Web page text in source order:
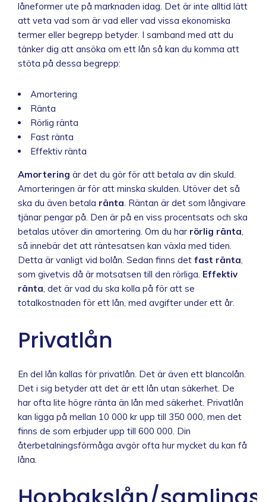
låneformer ute på marknaden idag. Det är inte alltid lätt
att veta vad som är vad eller vad vissa ekonomiska
termer eller begrepp betyder. I samband med att du
tänker dig att ansöka om ett lån så kan du komma att
stöta på dessa begrepp:
Amortering
Ränta
Rörlig ränta
Fast ränta
Effektiv ränta
Amortering är det du gör för att betala av din skuld.
Amorteringen är för att minska skulden. Utöver det så
ska du även betala ränta. Räntan är det som långivare
tjänar pengar på. Den är på en viss procentsats och ska
betalas utöver din amortering. Om du har rörlig ränta,
så innebär det att räntesatsen kan växla med tiden.
Detta är vanligt vid bolån. Sedan finns det fast ränta,
som givetvis då är motsatsen till den rörliga. Effektiv
ränta, det är vad du ska kolla på för att se
totalkostnaden för ett lån, med avgifter under ett år.
Privatlån
En del lån kallas för privatlån. Det är även ett blancolån.
Det i sig betyder att det är ett lån utan säkerhet. De
har ofta lite högre ränta än lån med säkerhet. Privatlån
kan ligga på mellan 10 000 kr upp till 350 000, men det
finns de som erbjuder upp till 600 000. Din
återbetalningsförmåga avgör ofta hur mycket du kan få
låna.